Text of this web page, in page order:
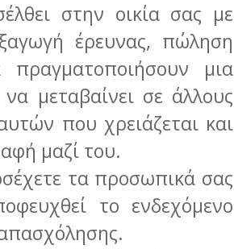
στην οικία σας με
έρευνας, πώληση
μια
μεταβαίνει σε άλλους
που χρειάζεται και
μαζί του.
τα προσωπικά σας
το ενδεχόμενο